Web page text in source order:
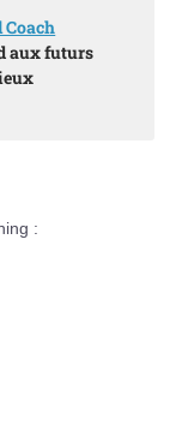
aux futurs
: